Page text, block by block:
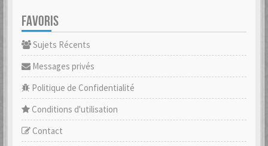
FAVORIS
Sujets Récents
Messages privés
Politique de Confidentialité
Conditions d'utilisation
Contact